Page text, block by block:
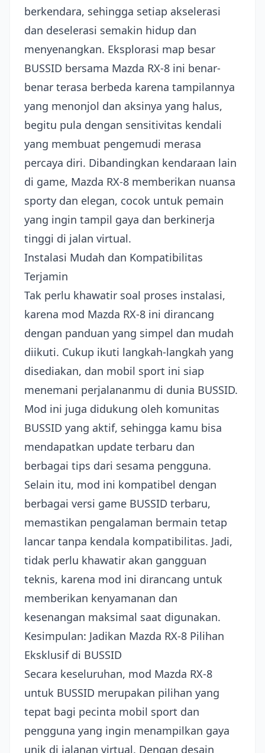
berkendara, sehingga setiap akselerasi
dan deselerasi semakin hidup dan
menyenangkan. Eksplorasi map besar
BUSSID bersama Mazda RX-8 ini benar-
benar terasa berbeda karena tampilannya
yang menonjol dan aksinya yang halus,
begitu pula dengan sensitivitas kendali
yang membuat pengemudi merasa
percaya diri. Dibandingkan kendaraan lain
di game, Mazda RX-8 memberikan nuansa
sporty dan elegan, cocok untuk pemain
yang ingin tampil gaya dan berkinerja
tinggi di jalan virtual.
Instalasi Mudah dan Kompatibilitas
Terjamin
Tak perlu khawatir soal proses instalasi,
karena mod Mazda RX-8 ini dirancang
dengan panduan yang simpel dan mudah
diikuti. Cukup ikuti langkah-langkah yang
disediakan, dan mobil sport ini siap
menemani perjalananmu di dunia BUSSID.
Mod ini juga didukung oleh komunitas
BUSSID yang aktif, sehingga kamu bisa
mendapatkan update terbaru dan
berbagai tips dari sesama pengguna.
Selain itu, mod ini kompatibel dengan
berbagai versi game BUSSID terbaru,
memastikan pengalaman bermain tetap
lancar tanpa kendala kompatibilitas. Jadi,
tidak perlu khawatir akan gangguan
teknis, karena mod ini dirancang untuk
memberikan kenyamanan dan
kesenangan maksimal saat digunakan.
Kesimpulan: Jadikan Mazda RX-8 Pilihan
Eksklusif di BUSSID
Secara keseluruhan, mod Mazda RX-8
untuk BUSSID merupakan pilihan yang
tepat bagi pecinta mobil sport dan
pengguna yang ingin menampilkan gaya
unik di jalanan virtual. Dengan desain